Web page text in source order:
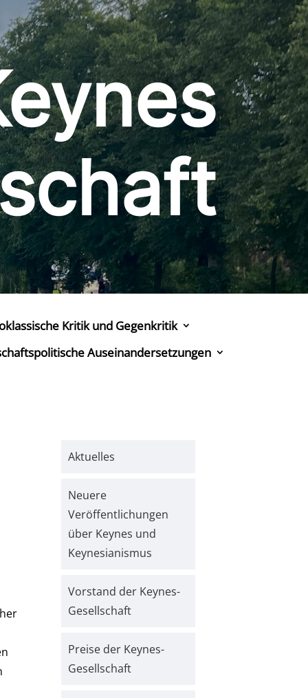
Kritik und Gegenkritik
Auseinandersetzungen
Aktuelles
Neuere
Veröffentlichungen
über Keynes und
Keynesianismus
Vorstand der Keynes-
Gesellschaft
Preise der Keynes-
Gesellschaft